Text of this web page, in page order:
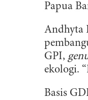
Papua
Andhyta
GPI,
ekologi.
Basis